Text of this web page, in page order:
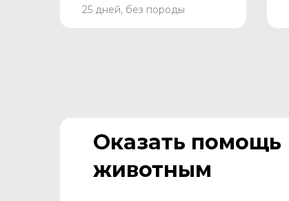
25 дней, без породы
Оказать помощь
животным